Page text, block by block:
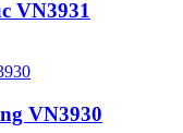
VN3931
VN3930